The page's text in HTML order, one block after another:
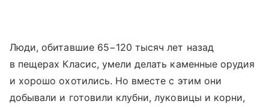
Люди, обитавшие 65−120 тысяч лет назад
в пещерах Класис, умели делать каменные орудия
и хорошо охотились. Но вместе с этим они
добывали и готовили клубни, луковицы и корни,